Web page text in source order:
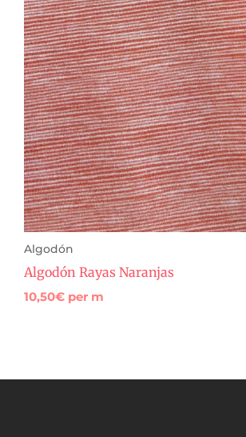
Algodón
Algodón Rayas Naranjas
10,50€ per m